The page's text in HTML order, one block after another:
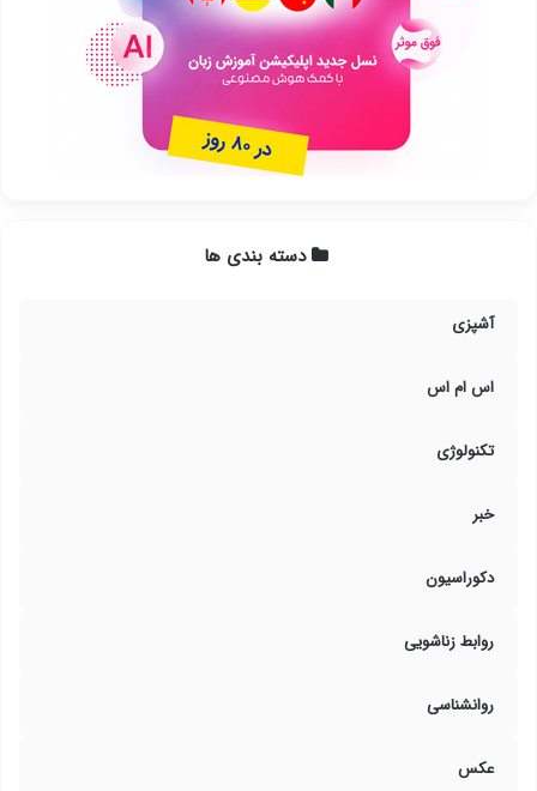
دسته بندی ها
آشپزی
اس ام اس
تکنولوژی
خبر
دکوراسیون
روابط زناشویی
روانشناسی
عکس